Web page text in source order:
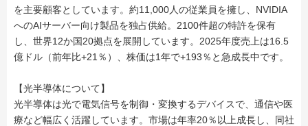
を主要顧客としています。約11,000人の従業員を擁し、NVIDIA
へのAIサーバー向け製品を独占供給。2100件超の特許を保有
し、世界12か国20拠点を展開しています。2025年度売上は16.5
億ドル（前年比+21％）、株価は1年で+193％と急成長中です。
【光半導体について】
光半導体は光で電気信号を制御・変換するデバイスで、通信や医
療など幅広く活躍しています。市場は年率20％以上成長し、同社